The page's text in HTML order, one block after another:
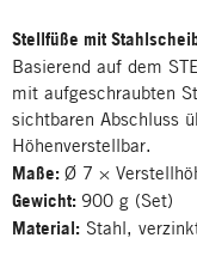
Stellfüße mit
Basierend auf dem
mit aufgeschraubten
sichtbaren Abschluss
Höhenverstellbar.
Maße: Ø 7 ×
Gewicht: 900 g (Set)
Material: Stahl,